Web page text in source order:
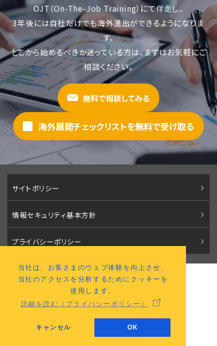
当社は、お客さまのウェブ体験を向上させ、
当社のアクセスを分析するためにクッキーを
使用します。
詳細を読む（プライバシーポリシー）
キャンセル OK
OJT（On-The-Job Training）にて伴走し、
3年後には自社だけでも海外進出ができるようになりま
す。
どこから始めるべきか迷っている方は、まずはお気軽にご
相談ください。
無料で相談してみる
海外展開チェックリストを無料で受け取る
サイトポリシー
情報セキュリティ基本方針
プライバシーポリシー
株式会社パコロア
〒541-0046 大阪市中央区平野町2丁目2番12号
（ アクセスマップ）